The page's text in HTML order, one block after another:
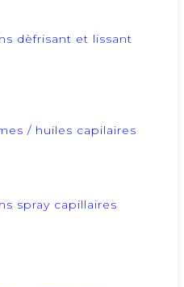
dèfrisant et lissant
/ huiles capilaires
spray capillaires